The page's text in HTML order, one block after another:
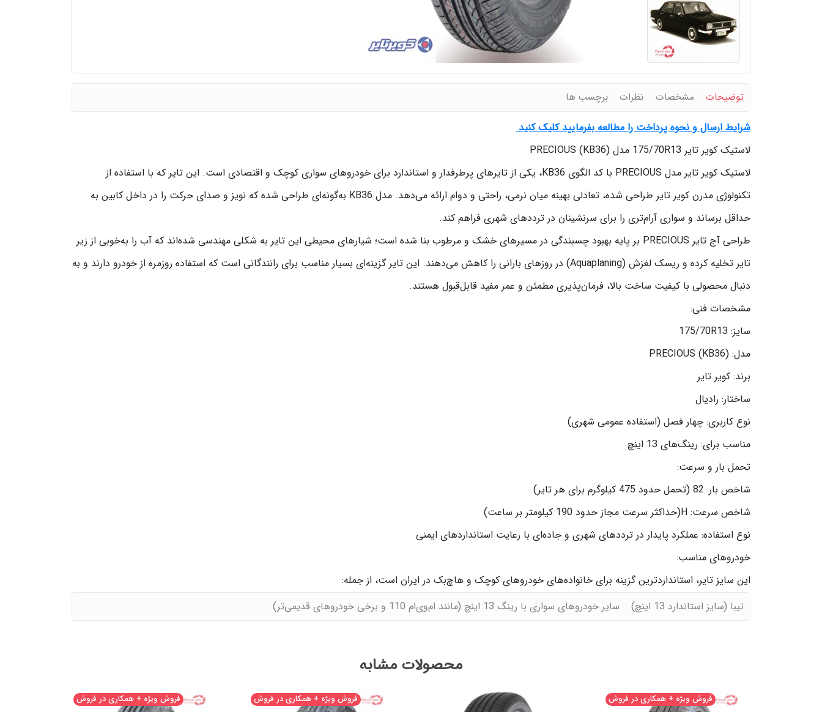
توضیحات مشخصات نظرات برچسب ها
شرایط ارسال و نحوه پرداخت را مطالعه بفرمایید کلیک کنید
لاستیک کویر تایر 175/70R13 مدل PRECIOUS (KB36)
لاستیک کویر تایر مدل PRECIOUS با کد الگوی KB36، یکی از تایرهای پرطرفدار و استاندارد برای خودروهای سواری کوچک و اقتصادی است. این تایر که با استفاده از
تکنولوژی مدرن کویر تایر طراحی شده، تعادلی بهینه میان نرمی، راحتی و دوام ارائه می‌دهد. مدل KB36 به‌گونه‌ای طراحی شده که نویز و صدای حرکت را در داخل کابین به
حداقل برساند و سواری آرام‌تری را برای سرنشینان در ترددهای شهری فراهم کند.
طراحی آج تایر PRECIOUS بر پایه بهبود چسبندگی در مسیرهای خشک و مرطوب بنا شده است؛ شیارهای محیطی این تایر به شکلی مهندسی شده‌اند که آب را به‌خوبی از زیر
تایر تخلیه کرده و ریسک لغزش (Aquaplaning) در روزهای بارانی را کاهش می‌دهند. این تایر گزینه‌ای بسیار مناسب برای رانندگانی است که استفاده روزمره از خودرو دارند و به
دنبال محصولی با کیفیت ساخت بالا، فرمان‌پذیری مطمئن و عمر مفید قابل‌قبول هستند.
مشخصات فنی:
سایز: 175/70R13
مدل: PRECIOUS (KB36)
برند: کویر تایر
ساختار: رادیال
نوع کاربری: چهار فصل (استفاده عمومی شهری)
مناسب برای: رینگ‌های 13 اینچ
تحمل بار و سرعت:
شاخص بار: 82 (تحمل حدود 475 کیلوگرم برای هر تایر)
شاخص سرعت: H(حداکثر سرعت مجاز حدود 190 کیلومتر بر ساعت)
نوع استفاده: عملکرد پایدار در ترددهای شهری و جاده‌ای با رعایت استانداردهای ایمنی
خودروهای مناسب:
این سایز تایر، استانداردترین گزینه برای خانواده‌های خودروهای کوچک و هاچ‌بک در ایران است، از جمله:
تیبا (سایز استاندارد 13 اینچ)
سایر خودروهای سواری با رینگ 13 اینچ (مانند ام‌وی‌ام 110 و برخی خودروهای قدیمی‌تر)
محصولات مشابه
فروش ویژه + همکاری در فروش فروش ویژه + همکاری در فروش فروش ویژه + همکاری در فروش